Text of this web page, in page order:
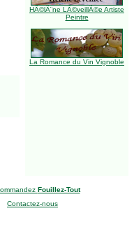
HÃ©lÃ¨ne LÃ©veillÃ©e Artiste
Peintre
La Romance du Vin Vignoble
Fouillez-Tout
Contactez-nous